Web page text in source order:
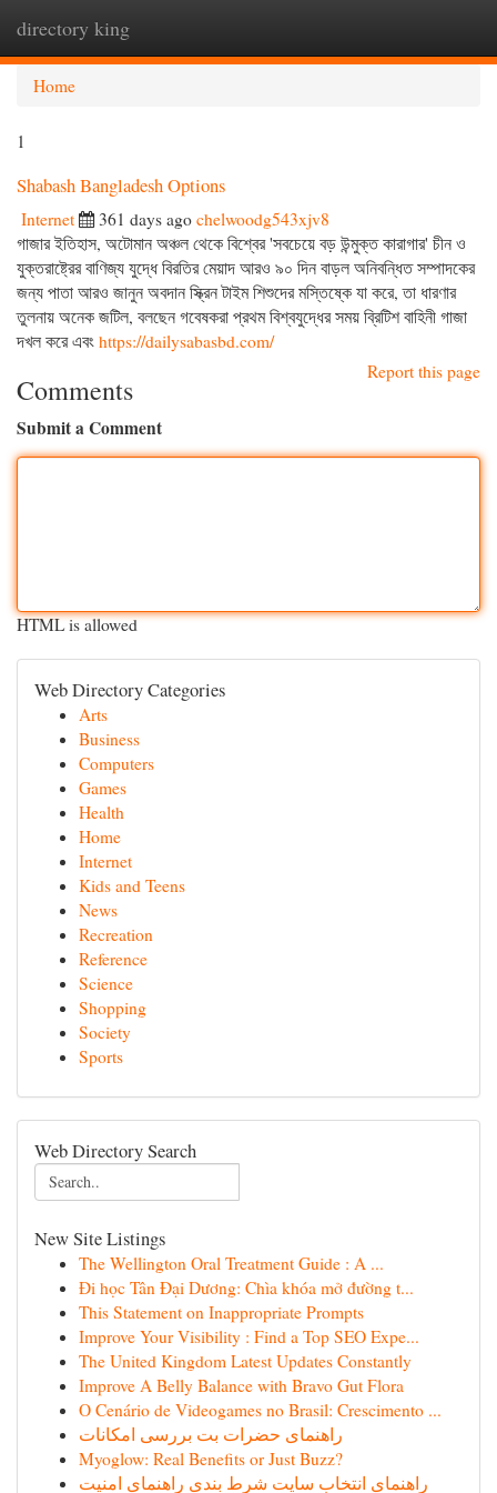
directory king
Home
1
Shabash Bangladesh Options
Internet 361 days ago chelwoodg543xjv8
গাজার ইতিহাস, অটোমান অঞ্চল থেকে বিশ্বের 'সবচেয়ে বড় উন্মুক্ত কারাগার' চীন ও
যুক্তরাষ্ট্রের বাণিজ্য যুদ্ধে বিরতির মেয়াদ আরও ৯০ দিন বাড়ল অনিবন্ধিত সম্পাদকের
জন্য পাতা আরও জানুন অবদান স্ক্রিন টাইম শিশুদের মস্তিষ্কে যা করে, তা ধারণার
তুলনায় অনেক জটিল, বলছেন গবেষকরা প্রথম বিশ্বযুদ্ধের সময় ব্রিটিশ বাহিনী গাজা
দখল করে এবং https://dailysabasbd.com/
Report this page
Comments
Submit a Comment
HTML is allowed
Web Directory Categories
Arts
Business
Computers
Games
Health
Home
Internet
Kids and Teens
News
Recreation
Reference
Science
Shopping
Society
Sports
Web Directory Search
New Site Listings
The Wellington Oral Treatment Guide : A ...
Đi học Tân Đại Dương: Chìa khóa mở đường t...
This Statement on Inappropriate Prompts
Improve Your Visibility : Find a Top SEO Expe...
The United Kingdom Latest Updates Constantly
Improve A Belly Balance with Bravo Gut Flora
O Cenário de Videogames no Brasil: Crescimento ...
راهنمای حضرات بت بررسی امکانات
Myoglow: Real Benefits or Just Buzz?
راهنمای انتخاب سایت شرط بندی راهنمای امنیت